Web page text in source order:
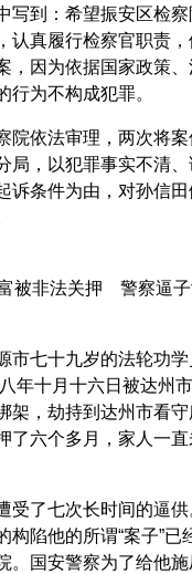
写到：希望振安区检察
认真履行检察官职责，
，因为依据国家政策、
行为不构成犯罪。
院依法审理，两次将案
局，以犯罪事实不清
诉条件为由，对孙信田
被非法关押 警察逼
市七十九岁的法轮功
年十月十六日被达州
架，劫持到达州市看
了六个多月，家人一直
受了七次长时间的逼供
构陷他的所谓“案子”已
。国安警察为了给他施